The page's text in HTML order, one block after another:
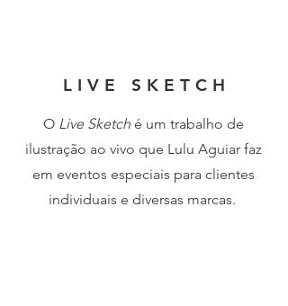
L I V E S K E T C H
O Live Sketch é um trabalho de
ilustração ao vivo que Lulu Aguiar faz
em eventos especiais para clientes
individuais e diversas marcas.